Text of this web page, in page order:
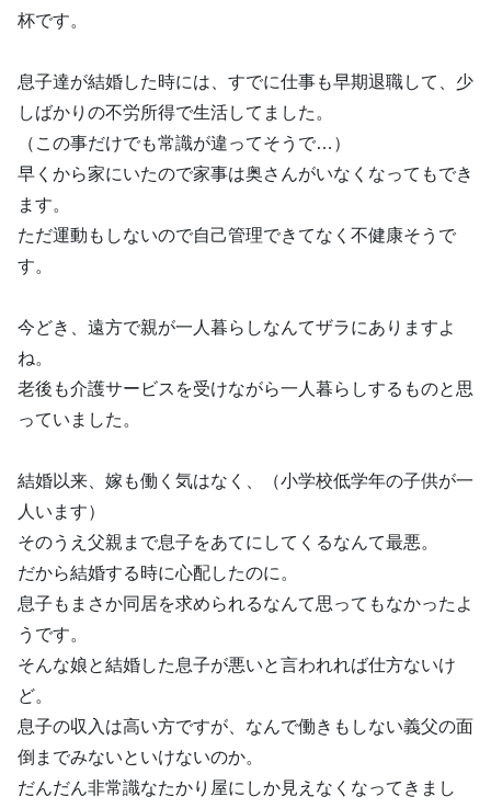
杯です。
息子達が結婚した時には、すでに仕事も早期退職して、少
しばかりの不労所得で生活してました。
（この事だけでも常識が違ってそうで…）
早くから家にいたので家事は奥さんがいなくなってもでき
ます。
ただ運動もしないので自己管理できてなく不健康そうで
す。
今どき、遠方で親が一人暮らしなんてザラにありますよ
ね。
老後も介護サービスを受けながら一人暮らしするものと思
っていました。
結婚以来、嫁も働く気はなく、（小学校低学年の子供が一
人います）
そのうえ父親まで息子をあてにしてくるなんて最悪。
だから結婚する時に心配したのに。
息子もまさか同居を求められるなんて思ってもなかったよ
うです。
そんな娘と結婚した息子が悪いと言われれば仕方ないけ
ど。
息子の収入は高い方ですが、なんで働きもしない義父の面
倒までみないといけないのか。
だんだん非常識なたかり屋にしか見えなくなってきまし